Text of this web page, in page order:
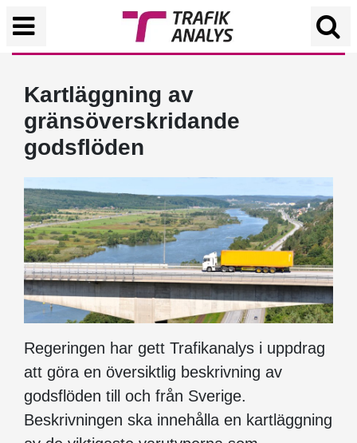
Kartläggning av
gränsöverskridande
godsflöden
Regeringen har gett Trafikanalys i uppdrag
att göra en översiktlig beskrivning av
godsflöden till och från Sverige.
Beskrivningen ska innehålla en kartläggning